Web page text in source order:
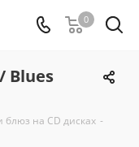
0
Blues
блюз на CD дисках -